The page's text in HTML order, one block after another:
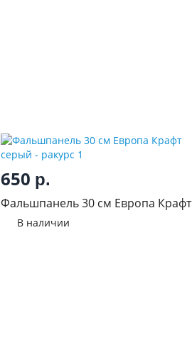
650 р.
Фальшпанель 30 см Европа Крафт
серый
В наличии